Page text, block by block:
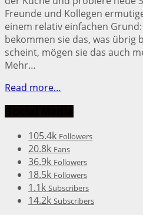
Freunde und Kollegen
einem relativ einfachen
bekommen sie das, was übrig
scheint, mögen sie das auch
Mehr…
Read more…
105.4k Followers
20.8k Fans
36.9k Followers
18.5k Followers
1.1k Subscribers
14.2k Subscribers